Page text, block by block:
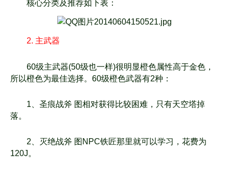
核心分类及推荐如下表：
2. 主武器
60级主武器(50级也一样)很明显橙色属性高于金色，
所以橙色为最佳选择。60级橙色武器有2种：
1、圣痕战斧 图相对获得比较困难，只有天空塔掉
落。
2、灭绝战斧 图NPC铁匠那里就可以学习，花费为
120J。